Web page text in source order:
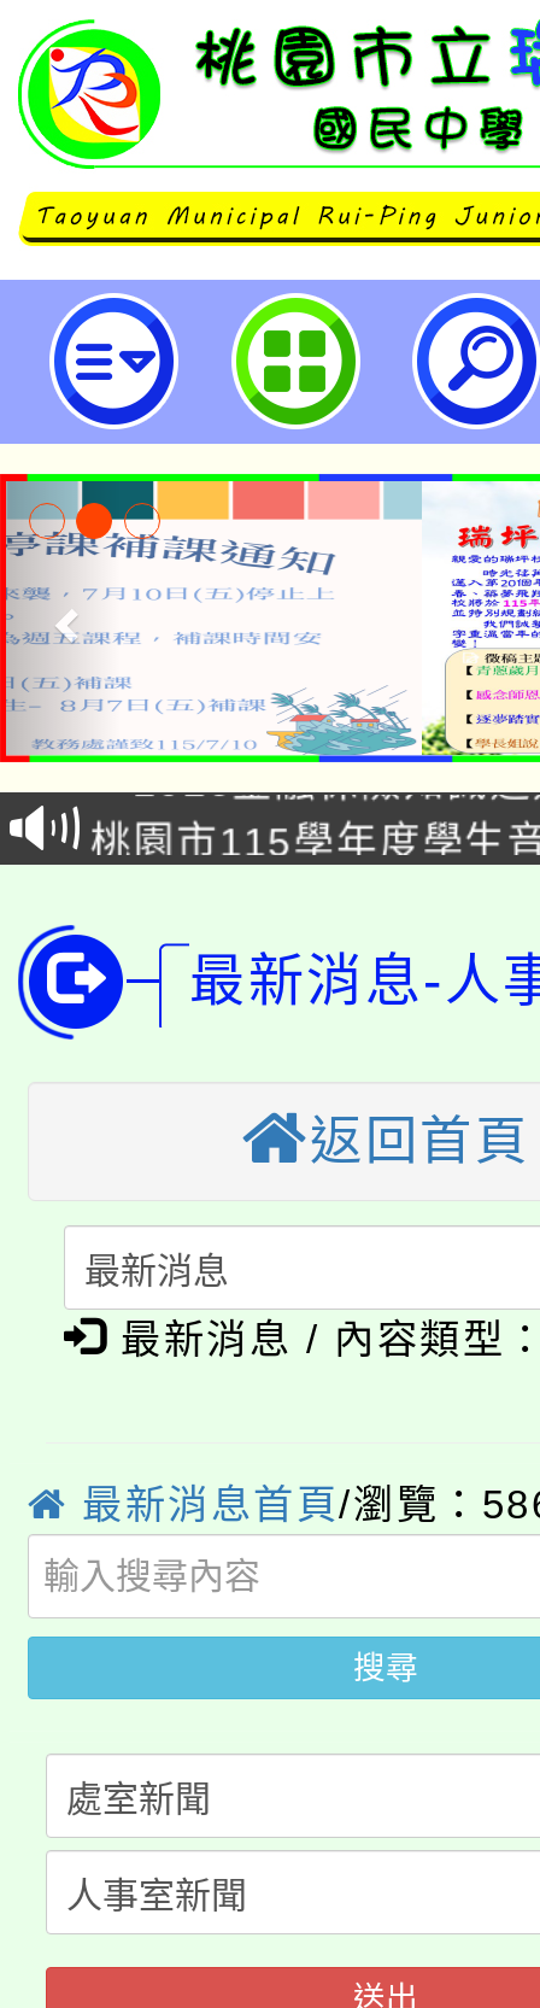
修訂本校公務人員陞任評分標準表
1日起生效-桃園市立瑞坪國民中學
公告本校115學年度第
代理(課)教師甄選結果(
「2026金融保險知識
車」活動
桃園市115學年度學生
代理(課)教師甄選結果(
公告本校115學年度第
代理(課)教師甄選結果(
轉知中國文化大學推廣
《TA101》溝通分析基
程，歡迎學生輔導中心
心理、諮商輔導、社會
系所師生報名參加。
縣市「校園短影音徵
門員」簡章及活動海報
踴躍報名參加。
桃園市115學年度學生
要點
「桃園市補助參觀特色
展演活動實施計畫」
115年度「教育部表揚
義教育推展貢獻獎」
公告本校115學年度第
「2026金融保險知識
生本土語及新住民語歌
公告本校115學年度第
代理(課)教師甄選結果(
公告本校115學年度第
代理(課)教師甄選結果(
轉知中國文化大學推廣
《TA101》溝通分析基
程，歡迎學生輔導中心
心理、諮商輔導、社會
系所師生報名參加。
轉知苗栗縣政府辦理
門員」簡章及活動海報
踴躍報名參加。
要點
「桃園市補助參觀特色
展演活動實施計畫」
115年度「教育部表揚
義教育推展貢獻獎」
最新消息-人
返回首頁
最新消息 / 內容類型
最新消息首頁/瀏覽：
搜尋
送出